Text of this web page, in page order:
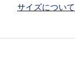
サイズについて